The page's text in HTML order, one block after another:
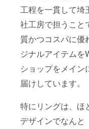
工程を一貫して埼
社工房で担うこと
質かつコスパに優
ジナルアイテムを
ショップをメイン
届けしています。
特にリングは、ほ
デザインでなんと